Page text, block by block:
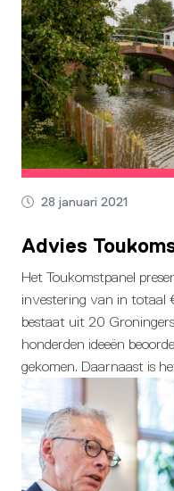
28 januari 2021
Advies
Het Toukomstpanel
investering van in totaal
bestaat uit 20
honderden ideeën
gekomen. Daarnaast is